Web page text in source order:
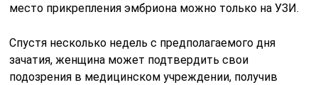
место прикрепления эмбриона можно только на УЗИ.
Спустя несколько недель с предполагаемого дня
зачатия, женщина может подтвердить свои
подозрения в медицинском учреждении, получив